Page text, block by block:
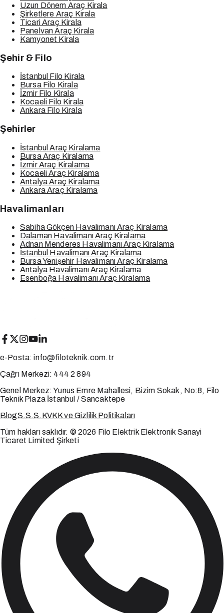
Uzun Dönem Araç Kirala
Şirketlere Araç Kirala
Ticari Araç Kirala
Panelvan Araç Kirala
Kamyonet Kirala
Şehir & Filo
İstanbul Filo Kirala
Bursa Filo Kirala
İzmir Filo Kirala
Kocaeli Filo Kirala
Ankara Filo Kirala
Şehirler
İstanbul Araç Kiralama
Bursa Araç Kiralama
İzmir Araç Kiralama
Kocaeli Araç Kiralama
Antalya Araç Kiralama
Ankara Araç Kiralama
Havalimanları
Sabiha Gökçen Havalimanı Araç Kiralama
Dalaman Havalimanı Araç Kiralama
Adnan Menderes Havalimanı Araç Kiralama
İstanbul Havalimanı Araç Kiralama
Bursa Yenişehir Havalimanı Araç Kiralama
Antalya Havalimanı Araç Kiralama
Esenboğa Havalimanı Araç Kiralama
e-Posta: info@filoteknik.com.tr
Çağrı Merkezi: 444 2 894
Genel Merkez:Yunus Emre Mahallesi, Bizim Sokak, No:8, Filo
Teknik Plaza İstanbul / Sancaktepe
BlogS.S.S. KVKK ve Gizlilik Politikaları
Tüm hakları saklıdır. © 2026 Filo Elektrik Elektronik Sanayi
Ticaret Limited Şirketi